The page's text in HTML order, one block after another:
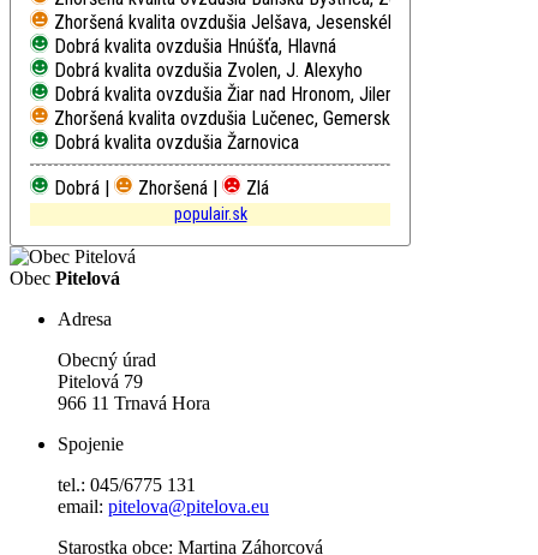
Zhoršená kvalita ovzdušia Jelšava, Jesenského
Dobrá kvalita ovzdušia Hnúšťa, Hlavná
Dobrá kvalita ovzdušia Zvolen, J. Alexyho
Dobrá kvalita ovzdušia Žiar nad Hronom, Jilemnického
Zhoršená kvalita ovzdušia Lučenec, Gemerská cesta
Dobrá kvalita ovzdušia Žarnovica
Dobrá |
Zhoršená | Zlá
populair.sk
Obec Pitelová
Adresa
Obecný úrad
Pitelová 79
966 11 Trnavá Hora
Spojenie
tel.: 045/6775 131
email: pitelova@pitelova.eu
Starostka obce: Martina Záhorcová